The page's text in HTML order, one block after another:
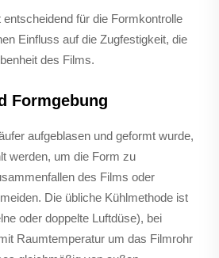
für die Formkontrolle
Einfluss auf die Zugfestigkeit, die
des Films.
Formgebung
aufgeblasen und geformt wurde,
werden, um die Form zu
des Films oder
Die übliche Kühlmethode ist
oder doppelte Luftdüse), bei
Raumtemperatur um das Filmrohr